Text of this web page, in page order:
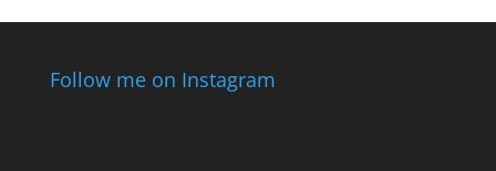
Follow me on Instagram